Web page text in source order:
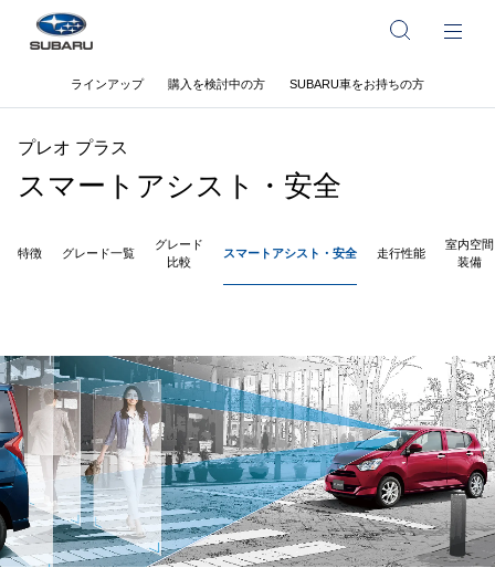
ラインアップ 購入を検討中の方 SUBARU車をお持ちの方
プレオ プラス
スマートアシスト・安全
特徴 グレード一覧
グレード
比較
スマートアシスト・安全 走行性能
室内空間
装備